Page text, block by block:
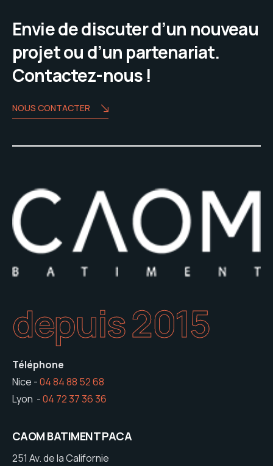
Envie de discuter d’un nouveau
projet ou d’un partenariat.
Contactez-nous !
NOUS CONTACTER
depuis 2015
Téléphone
Nice -04 84 88 52 68
Lyon -04 72 37 36 36
CAOM BATIMENT PACA
251 Av. de la Californie